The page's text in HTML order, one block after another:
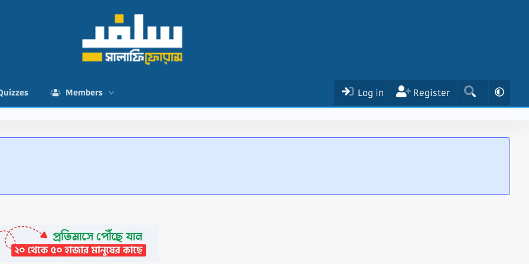
Members Log in Register